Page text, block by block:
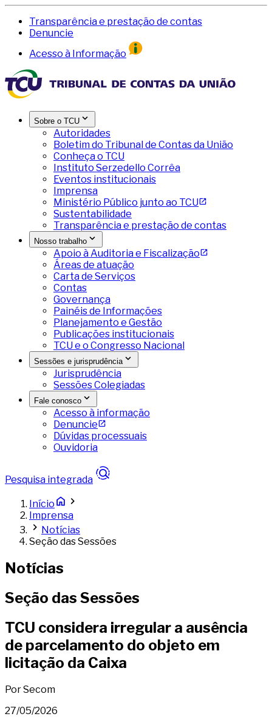
Transparência e prestação de contas
Denuncie
Acesso à Informação
Sobre o TCU
Autoridades
Boletim do Tribunal de Contas da União
Conheça o TCU
Instituto Serzedello Corrêa
Eventos institucionais
Imprensa
Ministério Público junto ao TCU
Sustentabilidade
Transparência e prestação de contas
Nosso trabalho
Apoio à Auditoria e Fiscalização
Áreas de atuação
Carta de Serviços
Contas
Governança
Painéis de Informações
Planejamento e Gestão
Publicações institucionais
TCU e o Congresso Nacional
Sessões e jurisprudência
Jurisprudência
Sessões Colegiadas
Fale conosco
Acesso à informação
Denuncie
Dúvidas processuais
Ouvidoria
Pesquisa integrada
Início
Imprensa
Notícias
Seção das Sessões
Notícias
Seção das Sessões
TCU considera irregular a ausência
de parcelamento do objeto em
licitação da Caixa
Por Secom
27/05/2026